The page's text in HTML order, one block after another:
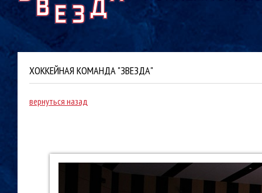
ХОККЕЙНАЯ КОМАНДА "ЗВЕЗДА"
вернуться назад